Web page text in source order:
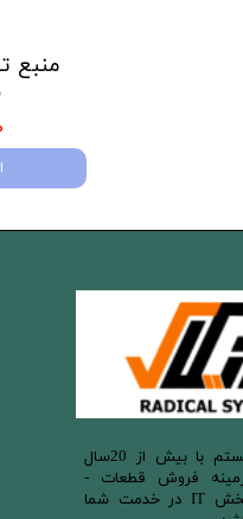
منبع
​فروشگاه رادیکال سیستم با بیش از 20سال
فروش قطعات -
تعمیرات و خدمات بخش IT در خدمت شما